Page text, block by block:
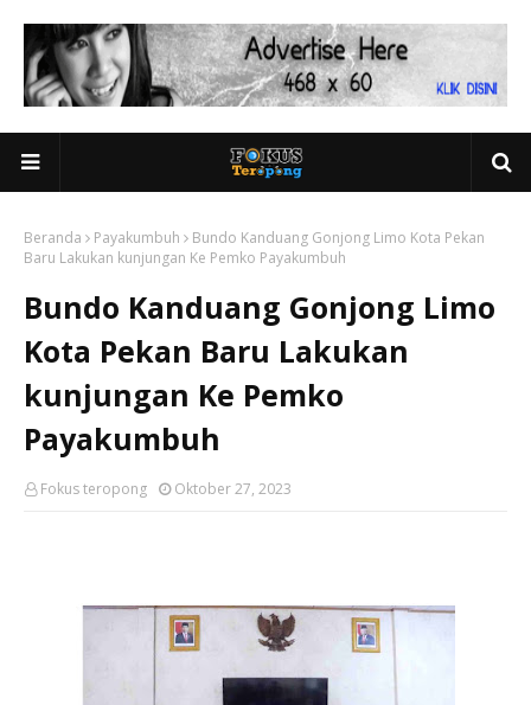
Beranda Payakumbuh
Bundo Kanduang Gonjong Limo Kota Pekan
Baru Lakukan kunjungan Ke Pemko Payakumbuh
Bundo Kanduang Gonjong Limo
Kota Pekan Baru Lakukan
kunjungan Ke Pemko
Payakumbuh
Fokus teropong Oktober 27, 2023